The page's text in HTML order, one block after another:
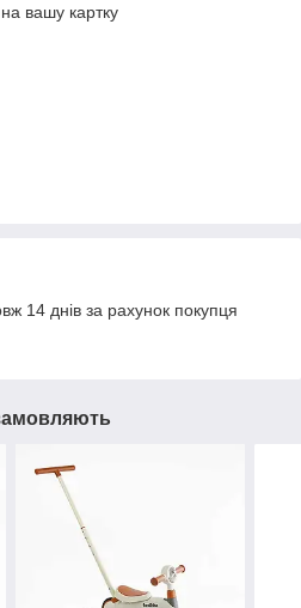
вашу картку
14 днів за рахунок покупця